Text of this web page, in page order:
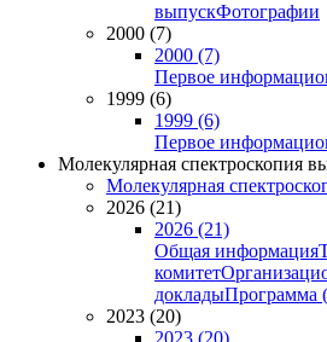
выпускФотографии
2000 (7)
2000 (7)
Первое
1999 (6)
1999 (6)
Первое
Молекулярная спектроскопия
Молекулярная
2026 (21)
2026 (21)
Общая информация
комитет
докладыПрограмма
2023 (20)
2023 (20)